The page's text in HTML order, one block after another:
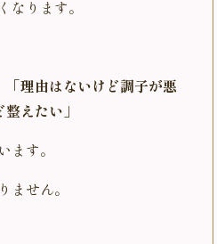
なります。
「理由はないけど調子が悪
えたい」
ます。
ません。